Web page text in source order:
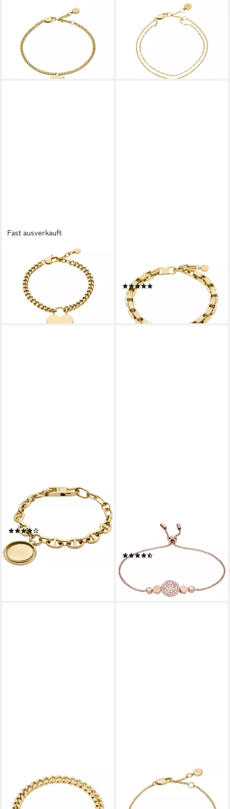
Armband Schmuck Geschenk
Edelstahl RAQUEL
55,00 €
lieferbar - in 1-2 Werktagen bei dir
Armband Schmuck Geschenk
Edelstahl SUTTON, mit
Glasstein
75,00 €
lieferbar - in 3-4 Werktagen bei dir
Fast ausverkauft
Armband Schmuck Geschenk
Edelstahl SUTTON, Herz
ab 65,30 €
lieferbar - in 1-2 Werktagen bei dir
Armband Schmuck Geschenk
Edelstahl RAQUEL
89,00 €
leider ausverkauft
FOSSIL
Armband Schmuck Geschenk
Edelstahl Armkette Heritage
ab 61,65 € 89,00 €
leider ausverkauft
MOSAIC DISC Vintage Glitz,
mit Glasstein, mit Perlmutt
ab 46,05 €
-22%
lieferbar - in 2-3 Werktagen bei dir
Armband Schmuck Geschenk
Edelstahl CARLIE T-BAR, mit
Armband Schmuck Geschenk
Metall ELLIS, mit Zirkonia